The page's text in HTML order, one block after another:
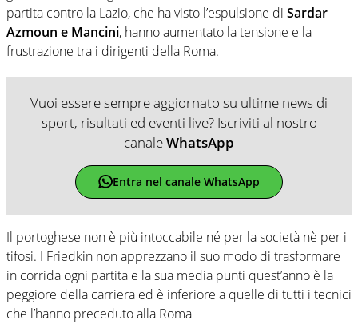
partita contro la Lazio, che ha visto l’espulsione di Sardar
Azmoun e Mancini, hanno aumentato la tensione e la
frustrazione tra i dirigenti della Roma.
Vuoi essere sempre aggiornato su ultime news di
sport, risultati ed eventi live? Iscriviti al nostro
canaleWhatsApp
Entra nel canale WhatsApp
Il portoghese non è più intoccabile né per la società nè per i
tifosi. I Friedkin non apprezzano il suo modo di trasformare
in corrida ogni partita e la sua media punti quest’anno è la
peggiore della carriera ed è inferiore a quelle di tutti i tecnici
che l’hanno preceduto alla Roma